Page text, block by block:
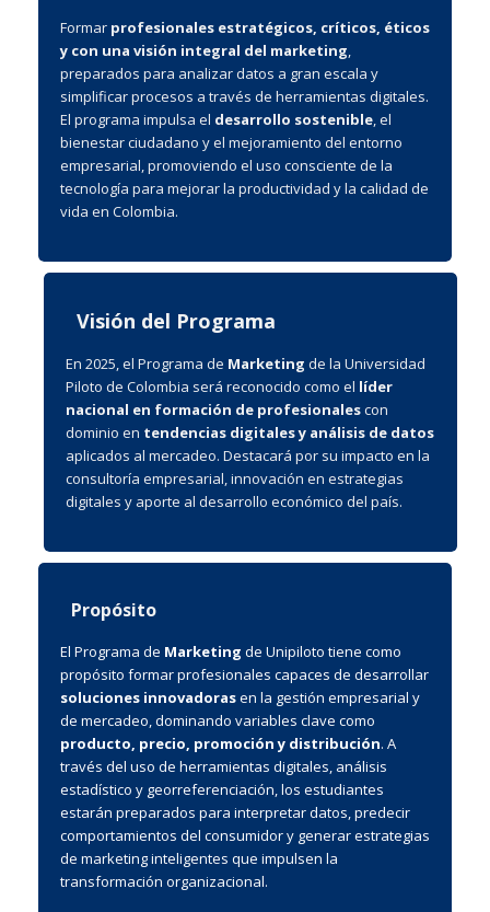
Formar profesionales estratégicos, críticos, éticos
y con una visión integral del marketing,
preparados para analizar datos a gran escala y
simplificar procesos a través de herramientas digitales.
El programa impulsa el desarrollo sostenible, el
bienestar ciudadano y el mejoramiento del entorno
empresarial, promoviendo el uso consciente de la
tecnología para mejorar la productividad y la calidad de
vida en Colombia.
Visión del Programa
En 2025, el Programa de Marketing de la Universidad
Piloto de Colombia será reconocido como el líder
nacional en formación de profesionalescon
dominio en tendencias digitales y análisis de datos
aplicados al mercadeo. Destacará por su impacto en la
consultoría empresarial, innovación en estrategias
digitales y aporte al desarrollo económico del país.
Propósito
El Programa de Marketing de Unipiloto tiene como
propósito formar profesionales capaces de desarrollar
soluciones innovadorasen la gestión empresarial y
de mercadeo, dominando variables clave como
producto, precio, promoción y distribución. A
través del uso de herramientas digitales, análisis
estadístico y georreferenciación, los estudiantes
estarán preparados para interpretar datos, predecir
comportamientos del consumidor y generar estrategias
de marketing inteligentes que impulsen la
transformación organizacional.